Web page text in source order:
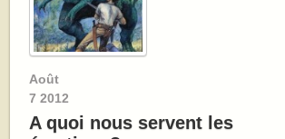
Août
7 2012
A quoi nous servent les